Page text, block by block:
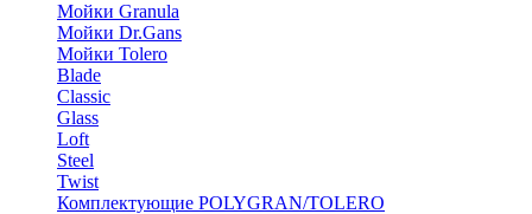
Мойки Granula
Мойки Dr.Gans
Мойки Tolero
Blade
Classic
Glass
Loft
Steel
Twist
Комплектующие POLYGRAN/TOLERO